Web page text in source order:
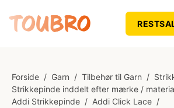
Forside / Garn / Tilbehør til Garn /
Strikkepinde inddelt efter mærke /
Addi Strikkepinde / Addi Click Lace /